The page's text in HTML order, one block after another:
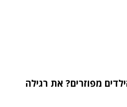
מפוזרים? את רגילה